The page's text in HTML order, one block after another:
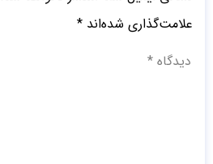
علامت‌گذاری شده‌اند *